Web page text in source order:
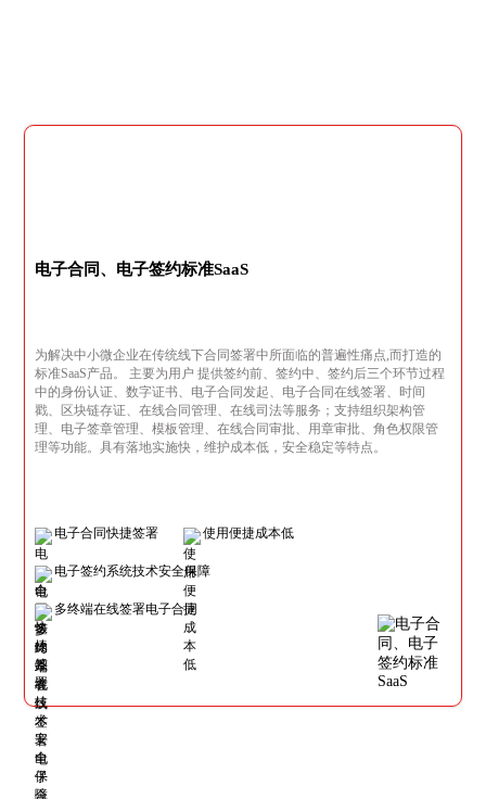
电子合同、电子签约标准SaaS
为解决中小微企业在传统线下合同签署中所面临的普遍性痛点,而打造的
标准SaaS产品。 主要为用户 提供签约前、签约中、签约后三个环节过程
中的身份认证、数字证书、电子合同发起、电子合同在线签署、时间
戳、区块链存证、在线合同管理、在线司法等服务；支持组织架构管
理、电子签章管理、模板管理、在线合同审批、用章审批、角色权限管
理等功能。具有落地实施快，维护成本低，安全稳定等特点。
电子合同快捷签署 使用便捷成本低
电子签约系统技术安全保障
多终端在线签署电子合同